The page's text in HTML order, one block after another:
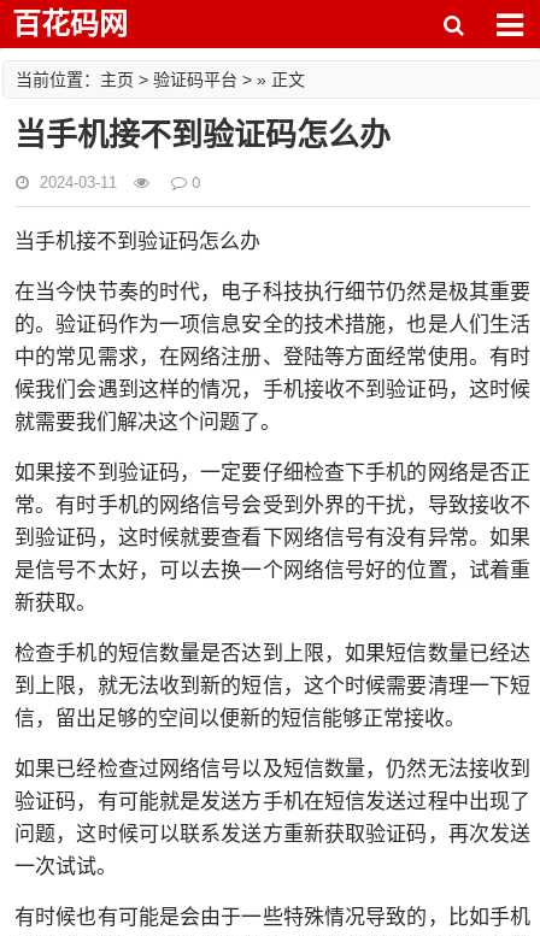
百花码网
当前位置： 主页 > 验证码平台 > » 正文
当手机接不到验证码怎么办
2024-03-11 0
当手机接不到验证码怎么办
在当今快节奏的时代，电子科技执行细节仍然是极其重要
的。验证码作为一项信息安全的技术措施，也是人们生活
中的常见需求，在网络注册、登陆等方面经常使用。有时
候我们会遇到这样的情况，手机接收不到验证码，这时候
就需要我们解决这个问题了。
如果接不到验证码，一定要仔细检查下手机的网络是否正
常。有时手机的网络信号会受到外界的干扰，导致接收不
到验证码，这时候就要查看下网络信号有没有异常。如果
是信号不太好，可以去换一个网络信号好的位置，试着重
新获取。
检查手机的短信数量是否达到上限，如果短信数量已经达
到上限，就无法收到新的短信，这个时候需要清理一下短
信，留出足够的空间以便新的短信能够正常接收。
如果已经检查过网络信号以及短信数量，仍然无法接收到
验证码，有可能就是发送方手机在短信发送过程中出现了
问题，这时候可以联系发送方重新获取验证码，再次发送
一次试试。
有时候也有可能是会由于一些特殊情况导致的，比如手机